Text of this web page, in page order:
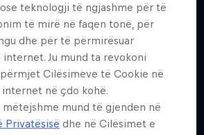
of Roof Rush
with Hazal Nehir and Lilou
Ruel
teknologji të ngjashme për të
të mirë në faqen tonë, për
dhe për të përmirësuar
Ju mund ta revokoni
Cilësimeve të Cookie në
në çdo kohë.
mund të gjenden në
Privatësisë dhe në Cilësimet e